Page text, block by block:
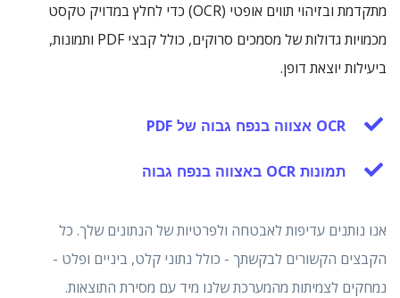
מתקדמת ובזיהוי תווים אופטי (OCR) כדי לחלץ במדויק טקסט
מכמויות גדולות של מסמכים סרוקים, כולל קבצי PDF ותמונות,
ביעילות יוצאת דופן.
OCR אצווה בנפח גבוה של PDF
תמונות OCR באצווה בנפח גבוה
אנו נותנים עדיפות לאבטחה ולפרטיות של הנתונים שלך. כל
הקבצים הקשורים לבקשתך - כולל נתוני קלט, ביניים ופלט -
נמחקים לצמיתות מהמערכת שלנו מיד עם מסירת התוצאות.